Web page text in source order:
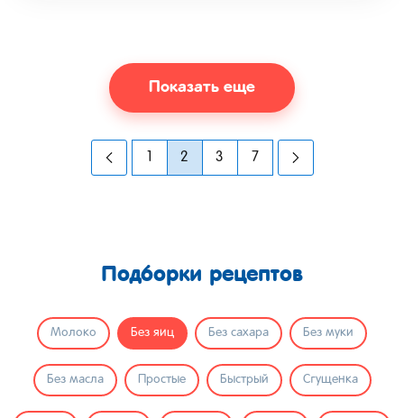
Показать еще
1 2 3 7
Подборки рецептов
Молоко Без яиц Без сахара Без муки
Без масла Простые Быстрый Сгущенка